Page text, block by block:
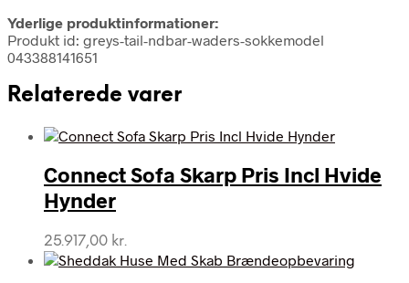
Yderlige produktinformationer:
Produkt id: greys-tail-ndbar-waders-sokkemodel
043388141651
Relaterede varer
Connect Sofa Skarp Pris Incl Hvide
Hynder
25.917,00 kr.